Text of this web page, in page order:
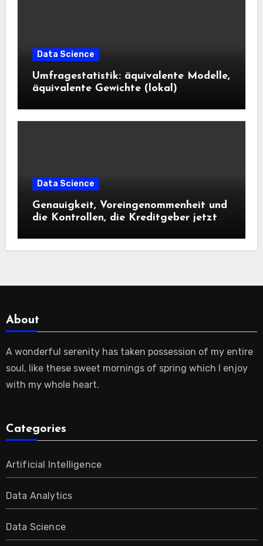
Data Science
Umfragestatistik: äquivalente Modelle,
äquivalente Gewichte (lokal)
Data Science
Genauigkeit, Voreingenommenheit und
die Kontrollen, die Kreditgeber jetzt
About
A wonderful serenity has taken possession of my entire
soul, like these sweet mornings of spring which I enjoy
with my whole heart.
Categories
Artificial Intelligence
Data Analytics
Data Science